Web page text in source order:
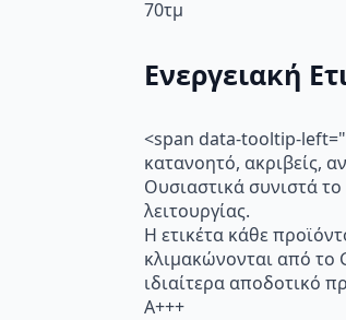
70τμ
Ενεργειακή
<span data-tooltip-
κατανοητό, ακριβείς,
Ουσιαστικά συνιστά
λειτουργίας.
Η ετικέτα κάθε
κλιμακώνονται από
ιδιαίτερα αποδοτικό
A+++